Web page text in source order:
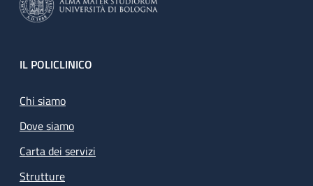
Footer
IL POLICLINICO
Chi siamo
Dove siamo
Carta dei servizi
Strutture